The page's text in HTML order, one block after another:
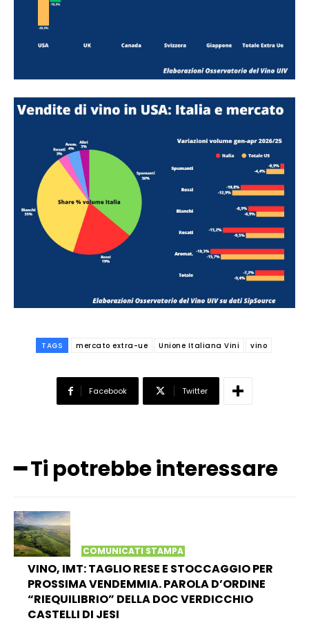
TAGS mercato extra-ue Unione Italiana Vini vino
Facebook Twitter
━ Ti potrebbe interessare
COMUNICATI STAMPA
VINO, IMT: TAGLIO RESE E STOCCAGGIO PER
PROSSIMA VENDEMMIA. PAROLA D’ORDINE
“RIEQUILIBRIO” DELLA DOC VERDICCHIO
CASTELLI DI JESI